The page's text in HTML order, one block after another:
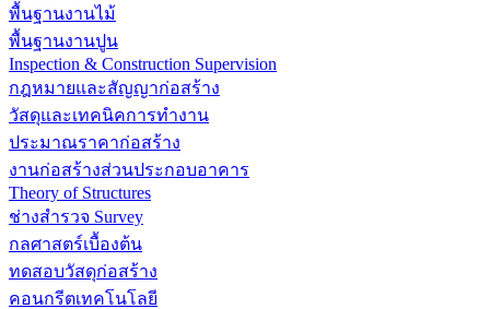
พื้นฐานงานไม้
พื้นฐานงานปูน
Inspection & Construction Supervision
กฎหมายและสัญญาก่อสร้าง
วัสดุและเทคนิคการทำงาน
ประมาณราคาก่อสร้าง
งานก่อสร้างส่วนประกอบอาคาร
Theory of Structures
ช่างสำรวจ Survey
กลศาสตร์เบื้องต้น
ทดสอบวัสดุก่อสร้าง
คอนกรีตเทคโนโลยี